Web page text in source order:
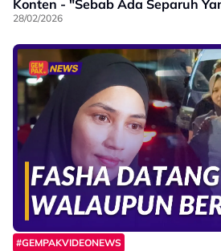
Konten - "Sebab Ada Separuh
28/02/2026
#GEMPAKVIDEONEWS